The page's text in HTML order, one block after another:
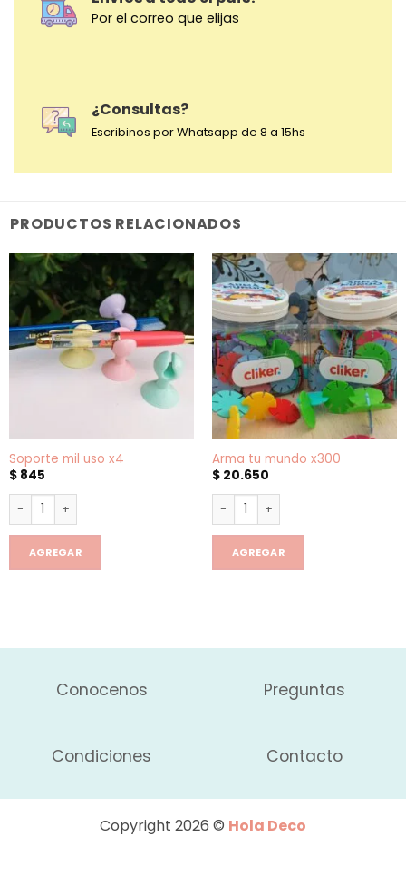
Por el correo que elijas
¿Consultas?
Escribinos por Whatsapp de 8 a 15hs
PRODUCTOS RELACIONADOS
Soporte mil uso x4
$845
Soporte mil uso x4 cantidad
AGREGAR
Arma tu mundo x300
$20.650
Arma tu mundo x300 cantidad
AGREGAR
Conocenos Preguntas
Condiciones Contacto
Copyright 2026 © Hola Deco